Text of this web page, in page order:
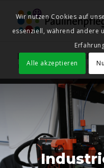
Industriemechanik
Du bist hier: Startseite
Wir nutzen Cookies auf
essenziell, während andere
Alle akzeptieren